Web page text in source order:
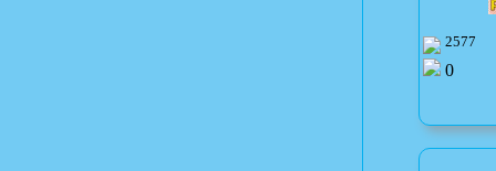
2577
0